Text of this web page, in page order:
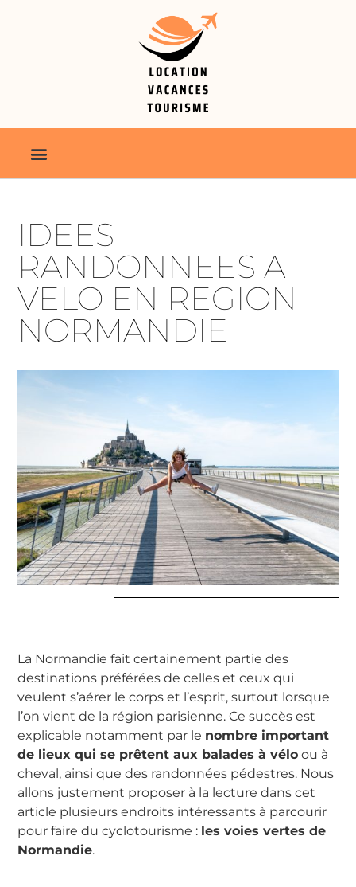
IDEES
RANDONNEES A
VELO EN REGION
NORMANDIE
La Normandie fait certainement partie des
destinations préférées de celles et ceux qui
veulent s’aérer le corps et l’esprit, surtout lorsque
l’on vient de la région parisienne. Ce succès est
explicable notamment par le nombre important
de lieux qui se prêtent aux balades à vélo ou à
cheval, ainsi que des randonnées pédestres. Nous
allons justement proposer à la lecture dans cet
article plusieurs endroits intéressants à parcourir
pour faire du cyclotourisme : les voies vertes de
Normandie.